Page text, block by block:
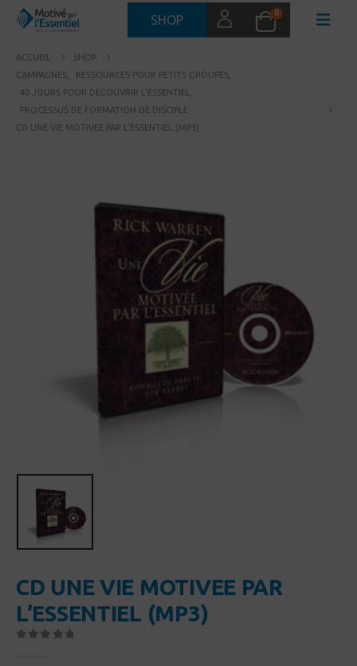
SHOP 0
ACCUEIL
SHOP
CAMPAGNES
RESSOURCES POUR PETITS GROUPES
40 JOURS POUR DECOUVRIR L'ESSENTIEL
PROCESSUS DE FORMATION DE DISCIPLE
CD UNE VIE MOTIVEE PAR L’ESSENTIEL (MP3)
CD UNE VIE MOTIVEE PAR
L’ESSENTIEL (MP3)